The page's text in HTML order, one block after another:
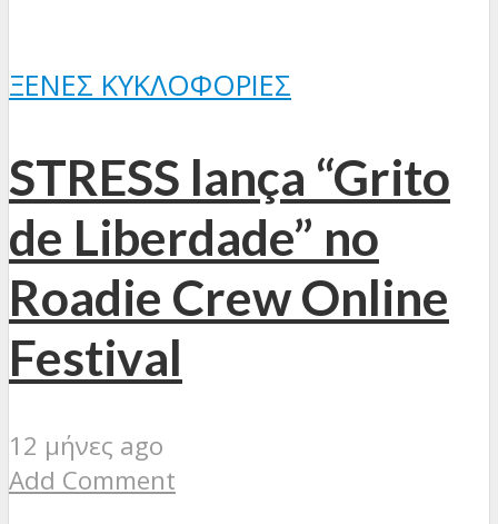
ΞΈΝΕΣ ΚΥΚΛΟΦΟΡΊΕΣ
STRESS lança “Grito
de Liberdade” no
Roadie Crew Online
Festival
12 μήνες ago
Add Comment